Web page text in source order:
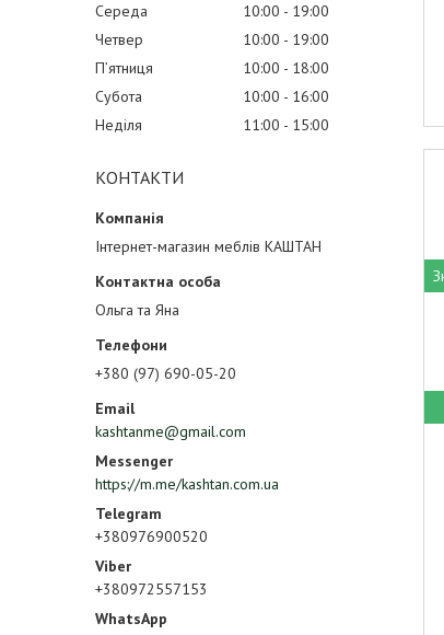
Середа
10:00
19:00
Четвер
10:00
19:00
Пʼятниця
10:00
18:00
Субота
10:00
16:00
Неділя
11:00 15:00
КОНТАКТИ
Інтернет-магазин меблів КАШТАН
Ольга та Яна
+380 (97) 690-05-20
kashtanme@gmail.com
https://m.me/kashtan.com.ua
+380976900520
+380972557153